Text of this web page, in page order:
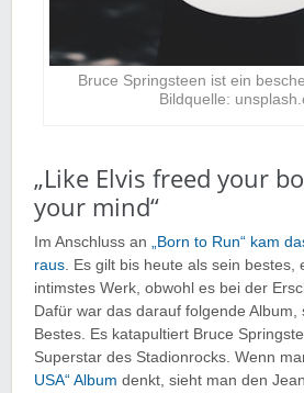
Bruce Springsteen ist ein
Bildquelle:
„Like Elvis freed your
your mind“
Im Anschluss an
„Born to Run“ kam
raus . Es gilt bis heute als sein bestes,
intimstes Werk, obwohl es bei der
Dafür war das darauf folgende Album,
Bestes. Es katapultiert Bruce
Superstar des Stadionrocks. Wenn
USA“ Album denkt, sieht man den